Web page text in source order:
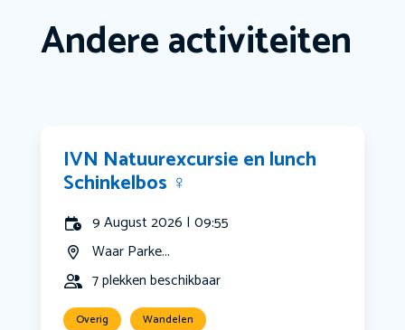
Andere activiteiten
IVN Natuurexcursie en lunch
Schinkelbos ‍♀️
9 August 2026 | 09:55
Waar Parke...
7 plekken beschikbaar
Overig Wandelen